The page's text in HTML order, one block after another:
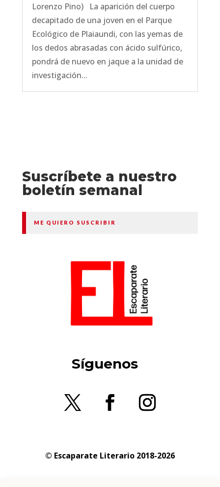
Lorenzo Pino) La aparición del cuerpo
decapitado de una joven en el Parque
Ecológico de Plaiaundi, con las yemas de
los dedos abrasadas con ácido sulfúrico,
pondrá de nuevo en jaque a la unidad de
investigación...
Suscríbete a nuestro
boletín semanal
ME QUIERO SUSCRIBIR
Síguenos
© Escaparate Literario 2018-2026